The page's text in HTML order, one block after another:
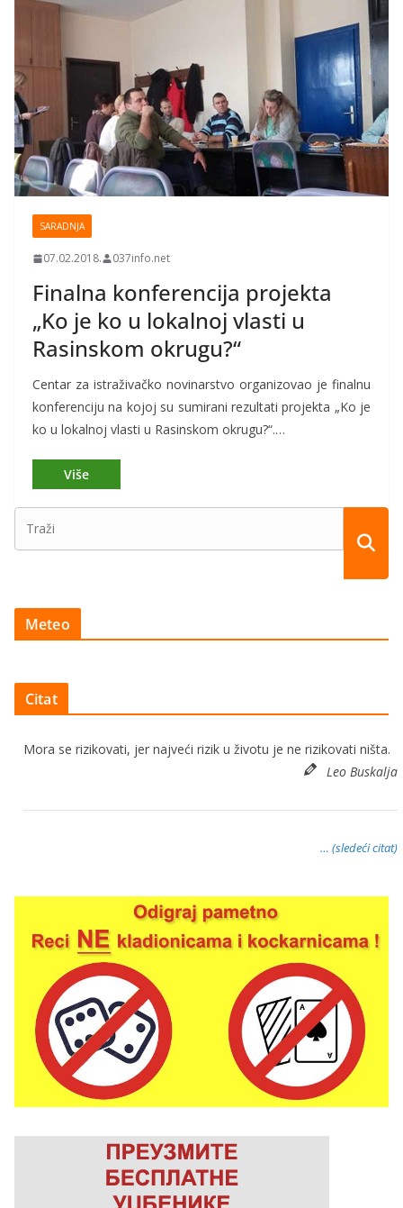
SARADNJA
07.02.2018. 037info.net
Finalna konferencija projekta
„Ko je ko u lokalnoj vlasti u
Rasinskom okrugu?“
Centar za istraživačko novinarstvo organizovao je finalnu
konferenciju na kojoj su sumirani rezultati projekta „Ko je
ko u lokalnoj vlasti u Rasinskom okrugu?“.…
Meteo
Citat
Mora se rizikovati, jer najveći rizik u životu je ne rizikovati ništa.
Leo Buskalja
… (sledeći citat)